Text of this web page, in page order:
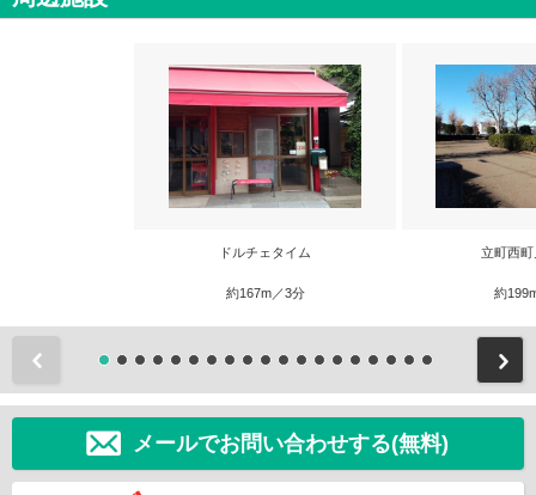
ドルチェタイム
約167m／3分
立町西
約
メールでお問い合わせする(無料)